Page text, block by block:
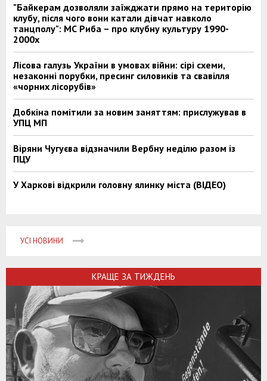
"Байкерам дозволяли заїжджати прямо на територію
клубу, після чого вони катали дівчат навколо
танцполу": МС Риба – про клубну культуру 1990-
2000х
Лісова галузь України в умовах війни: сірі схеми,
незаконні порубки, пресинг силовиків та свавілля
«чорних лісорубів»
Добкіна помітили за новим заняттям: прислужував в
УПЦ МП
Віряни Чугуєва відзначили Вербну неділю разом із
ПЦУ
У Харкові відкрили головну ялинку міста (ВІДЕО)
УСІ НОВИНИ
КРАЩЕ ЗА ТИЖДЕНЬ